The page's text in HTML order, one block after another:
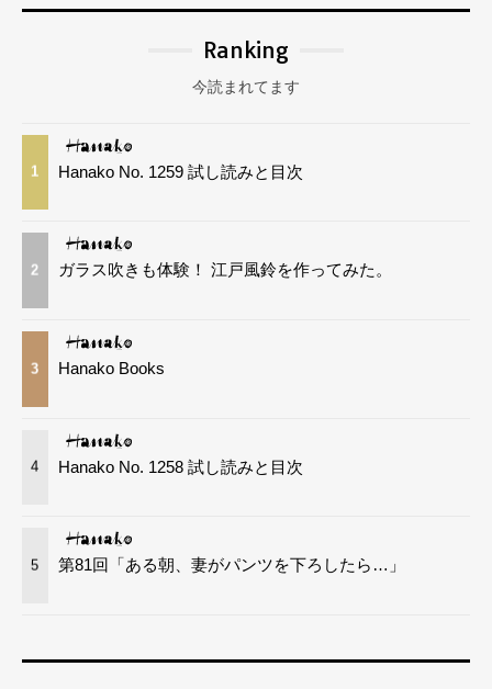
Ranking
今読まれてます
1 Hanako No. 1259 試し読みと目次
2 ガラス吹きも体験！ 江戸風鈴を作ってみた。
3 Hanako Books
4 Hanako No. 1258 試し読みと目次
5 第81回「ある朝、妻がパンツを下ろしたら…」